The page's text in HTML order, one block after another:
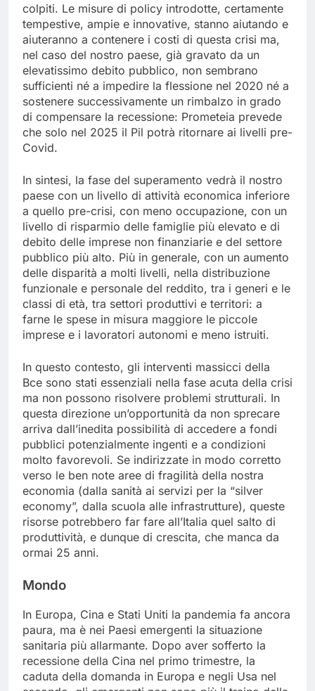
colpiti. Le misure di policy introdotte, certamente
tempestive, ampie e innovative, stanno aiutando e
aiuteranno a contenere i costi di questa crisi ma,
nel caso del nostro paese, già gravato da un
elevatissimo debito pubblico, non sembrano
sufficienti né a impedire la flessione nel 2020 né a
sostenere successivamente un rimbalzo in grado
di compensare la recessione: Prometeia prevede
che solo nel 2025 il Pil potrà ritornare ai livelli pre-
Covid.
In sintesi, la fase del superamento vedrà il nostro
paese con un livello di attività economica inferiore
a quello pre-crisi, con meno occupazione, con un
livello di risparmio delle famiglie più elevato e di
debito delle imprese non finanziarie e del settore
pubblico più alto. Più in generale, con un aumento
delle disparità a molti livelli, nella distribuzione
funzionale e personale del reddito, tra i generi e le
classi di età, tra settori produttivi e territori: a
farne le spese in misura maggiore le piccole
imprese e i lavoratori autonomi e meno istruiti.
In questo contesto, gli interventi massicci della
Bce sono stati essenziali nella fase acuta della crisi
ma non possono risolvere problemi strutturali. In
questa direzione un’opportunità da non sprecare
arriva dall’inedita possibilità di accedere a fondi
pubblici potenzialmente ingenti e a condizioni
molto favorevoli. Se indirizzate in modo corretto
verso le ben note aree di fragilità della nostra
economia (dalla sanità ai servizi per la “silver
economy”, dalla scuola alle infrastrutture), queste
risorse potrebbero far fare all’Italia quel salto di
produttività, e dunque di crescita, che manca da
ormai 25 anni.
Mondo
In Europa, Cina e Stati Uniti la pandemia fa ancora
paura, ma è nei Paesi emergenti la situazione
sanitaria più allarmante. Dopo aver sofferto la
recessione della Cina nel primo trimestre, la
caduta della domanda in Europa e negli Usa nel